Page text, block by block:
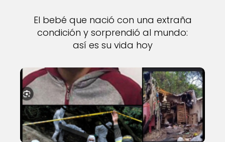
El bebé que nació con una extraña
condición y sorprendió al mundo:
así es su vida hoy